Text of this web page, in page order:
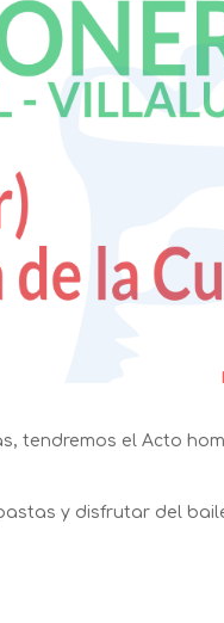
tendremos el Acto
y disfrutar del